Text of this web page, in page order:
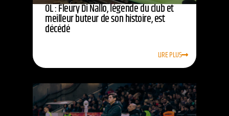
OL : Fleury Di Nallo, légende du club et
meilleur buteur de son histoire, est
décédé
LIRE PLUS